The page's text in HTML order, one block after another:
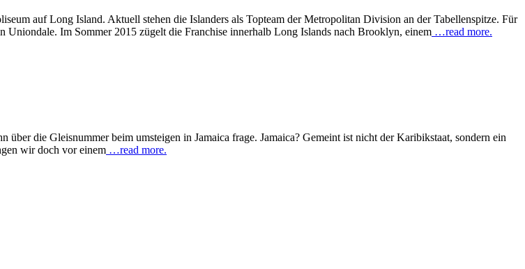
auf Long Island. Aktuell stehen die Islanders als Topteam der Metropolitan Division an der Tabellenspitze. Für
Im Sommer 2015 zügelt die Franchise innerhalb Long Islands nach Brooklyn, einem …read more.
die Gleisnummer beim umsteigen in Jamaica frage. Jamaica? Gemeint ist nicht der Karibikstaat, sondern ein
wir doch vor einem …read more.